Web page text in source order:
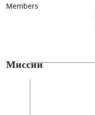
Members
Миссии